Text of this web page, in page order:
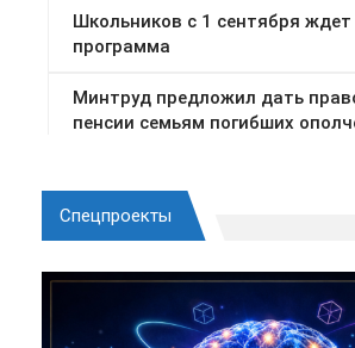
Спецпроекты